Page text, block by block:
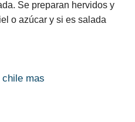
Se preparan hervidos y
o azúcar y si es salada